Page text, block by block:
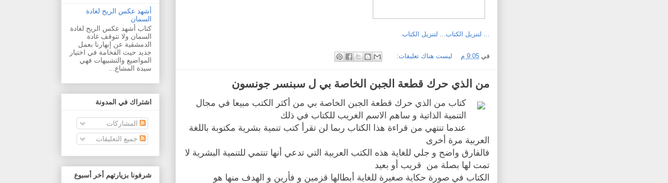
... لتنزيل الكتاب... لتنزيل الكتاب
في 9:05 م ليست هناك تعليقات:
من الذي حرك قطعة الجبن الخاصة بي ل سبنسر جونسون
كتاب من الذي حرك قطعة الجبن الخاصة بي من أكثر الكتب مبيعا في مجال
التنمية الذاتية و ساهم الاسم الغريب للكتاب في ذلك
عندما تنتهي من قراءة هذا الكتاب ربما لن تقرأ كتب تنمية بشرية مكتوبة باللغة
العربية مرة أخرى
فالفارق واضح و جلي للغاية هذه الكتب العربية التي تدعي أنها تنتمي للتنمية البشرية لا
تمت لها بصلة من قريب أو بعيد
الكتاب في صورة حكاية صغيرة للغاية أبطالها قزمين و فأرين و الهدف منها هو
أشهد عكس الريح لغادة
السمان
كتاب أشهد عكس الريح لغادة
السمان ولا تتوقف غادة
الدمشقية عن إبهارنا بعمل
جديد حيث الفخامة في اختيار
المواضيع والتشبيهات فهي
سيدة المشاع...
اشتراك في المدونة
المشاركات
جميع التعليقات
شرفونا بزيارتهم أخر أسبوع